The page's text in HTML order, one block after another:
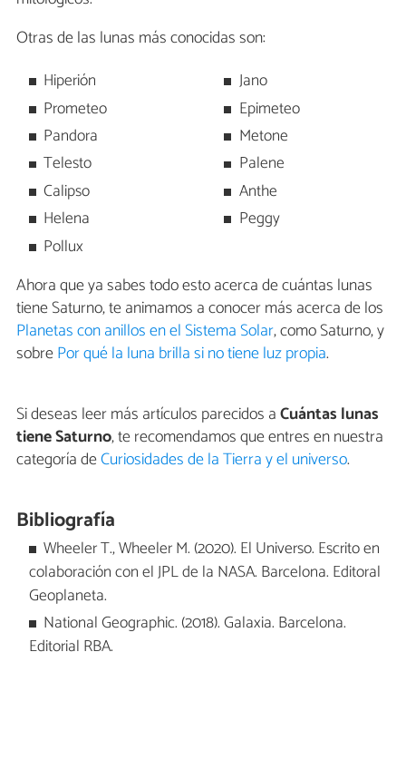
Otras de las lunas más conocidas son:
Hiperión
Prometeo
Pandora
Telesto
Calipso
Helena
Pollux
Jano
Epimeteo
Metone
Palene
Anthe
Peggy
Ahora que ya sabes todo esto acerca de cuántas lunas
tiene Saturno, te animamos a conocer más acerca de los
Planetas con anillos en el Sistema Solar, como Saturno, y
sobrePor qué la luna brilla si no tiene luz propia.
Si deseas leer más artículos parecidos aCuántas lunas
tiene Saturno, te recomendamos que entres en nuestra
categoría deCuriosidades de la Tierra y el universo.
Bibliografía
Wheeler T., Wheeler M. (2020). El Universo. Escrito en
colaboración con el JPL de la NASA. Barcelona. Editoral
Geoplaneta.
National Geographic. (2018). Galaxia. Barcelona.
Editorial RBA.